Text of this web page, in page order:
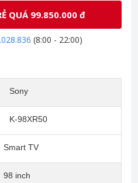
QUÁ 99.850.000 đ
(8:00 - 22:00)
Sony
K-98XR50
Smart TV
98 inch